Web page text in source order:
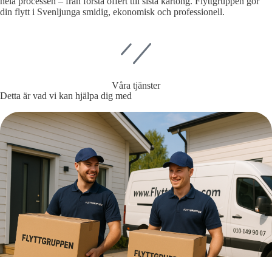
din flytt i Svenljunga smidig, ekonomisk och professionell.
Våra tjänster
Detta är vad vi kan hjälpa dig med